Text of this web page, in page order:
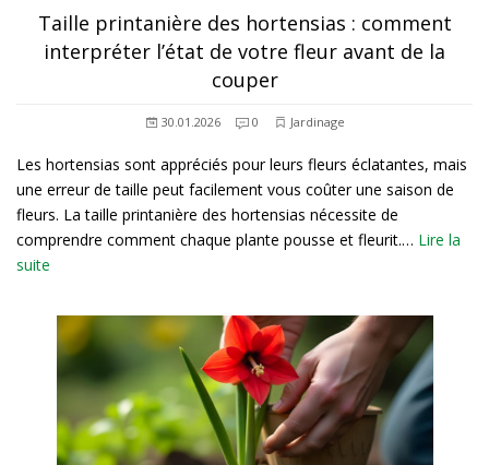
Taille printanière des hortensias : comment
interpréter l’état de votre fleur avant de la
couper
30.01.2026 0 Jardinage
Les hortensias sont appréciés pour leurs fleurs éclatantes, mais
une erreur de taille peut facilement vous coûter une saison de
fleurs. La taille printanière des hortensias nécessite de
comprendre comment chaque plante pousse et fleurit.… Lire la
suite